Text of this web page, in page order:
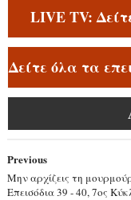
LIVE TV:
Δείτε όλα τα
Previous
Μην αρχίζεις τη
Επεισόδια 39 - 40, 7ος